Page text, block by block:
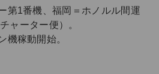
第1番機、福岡＝ホノルル間運
ャーター便）。
機稼動開始。